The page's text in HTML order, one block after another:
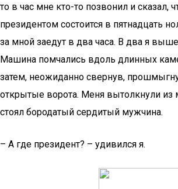
то в час мне кто-то позвонил и сказал,
президентом состоится в пятнадцать
за мной заедут в два часа. В два я
Машина помчались вдоль длинных
затем, неожиданно свернув,
открытые ворота. Меня вытолкнули
стоял бородатый сердитый мужчина.
– А где президент? – удивился я.